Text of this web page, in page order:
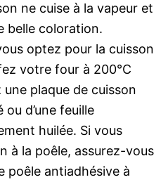
ne cuise à la vapeur et
belle coloration.
optez pour la cuisson
votre four à 200°C
une plaque de cuisson
d’une feuille
huilée. Si vous
à la poêle, assurez-vous
poêle antiadhésive à